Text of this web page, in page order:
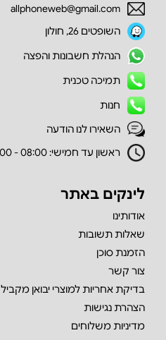
allphoneweb@gmail.com
השופטים 26, חולון
הנהלת חשבונות והפצה
תמיכה טכנית
חנות
השאירו לנו הודעה
ראשון עד חמישי: 08:00 - 18:00
לינקים באתר
אודותינו
שאלות תשובות
הזמנת סוכן
צור קשר
בדיקת אחריות למוצרי יבואן מקביל
הצהרת נגישות
מדיניות משלוחים